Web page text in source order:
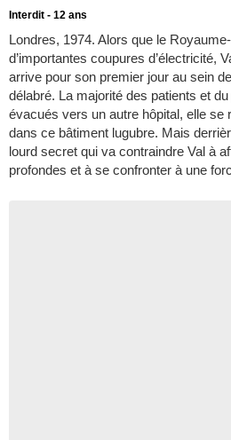
Interdit - 12 ans
Londres, 1974. Alors que le
d’importantes coupures d’électricité,
arrive pour son premier jour au sein
délabré. La majorité des patients et
évacués vers un autre hôpital, elle se
dans ce bâtiment lugubre. Mais
lourd secret qui va contraindre Val à
profondes et à se confronter à une